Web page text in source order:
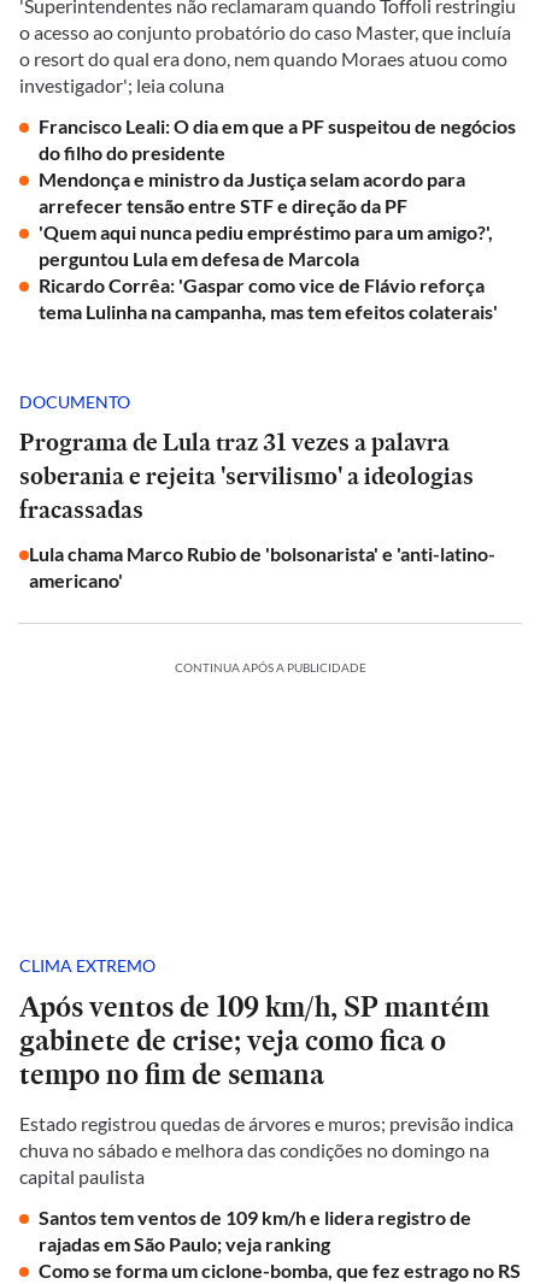
'Superintendentes não reclamaram quando Toffoli restringiu
o acesso ao conjunto probatório do caso Master, que incluía
o resort do qual era dono, nem quando Moraes atuou como
investigador'; leia coluna
Francisco Leali: O dia em que a PF suspeitou de negócios
do filho do presidente
Mendonça e ministro da Justiça selam acordo para
arrefecer tensão entre STF e direção da PF
'Quem aqui nunca pediu empréstimo para um amigo?',
perguntou Lula em defesa de Marcola
Ricardo Corrêa: 'Gaspar como vice de Flávio reforça
tema Lulinha na campanha, mas tem efeitos colaterais'
DOCUMENTO
Programa de Lula traz 31 vezes a palavra
soberania e rejeita 'servilismo' a ideologias
fracassadas
Lula chama Marco Rubio de 'bolsonarista' e 'anti-latino-
americano'
CONTINUA APÓS A PUBLICIDADE
CLIMA EXTREMO
Após ventos de 109 km/h, SP mantém
gabinete de crise; veja como fica o
tempo no fim de semana
Estado registrou quedas de árvores e muros; previsão indica
chuva no sábado e melhora das condições no domingo na
capital paulista
Santos tem ventos de 109 km/h e lidera registro de
rajadas em São Paulo; veja ranking
Como se forma um ciclone-bomba, que fez estrago no RS